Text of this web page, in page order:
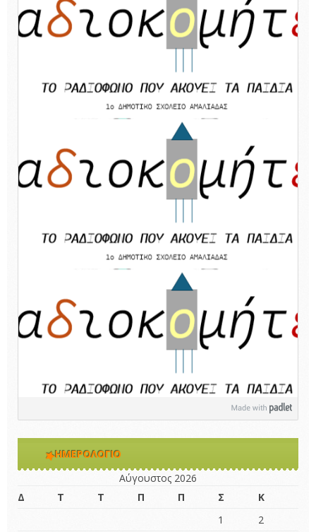
ΗΜΕΡΟΛΌΓΙΟ
Αύγουστος 2026
Δ
Τ Τ Π Π Σ
Κ
1
2